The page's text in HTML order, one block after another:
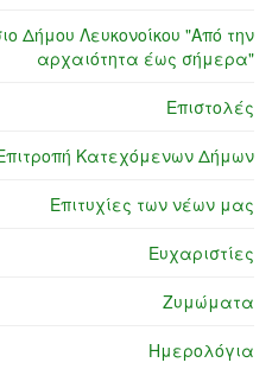
Δήμου Λευκονοίκου "Από την
αρχαιότητα έως σήμερα"
Επιστολές
Κατεχόμενων Δήμων
Επιτυχίες των νέων μας
Ευχαριστίες
Ζυμώματα
Ημερολόγια